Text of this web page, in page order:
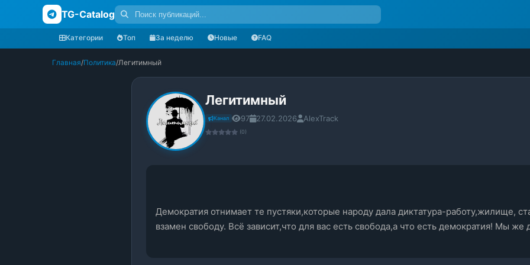
TG-Catalog
Категории Топ За неделю Новые FAQ
Главная/Политика/Легитимный
Легитимный
Канал 97 27.02.2026 AlexTrack
(0)
Демократия отнимает те пустяки,которые народу дала диктатура-работу,жилище,
взамен свободу. Всё зависит,что для вас есть свобода,а что есть демократия! Мы